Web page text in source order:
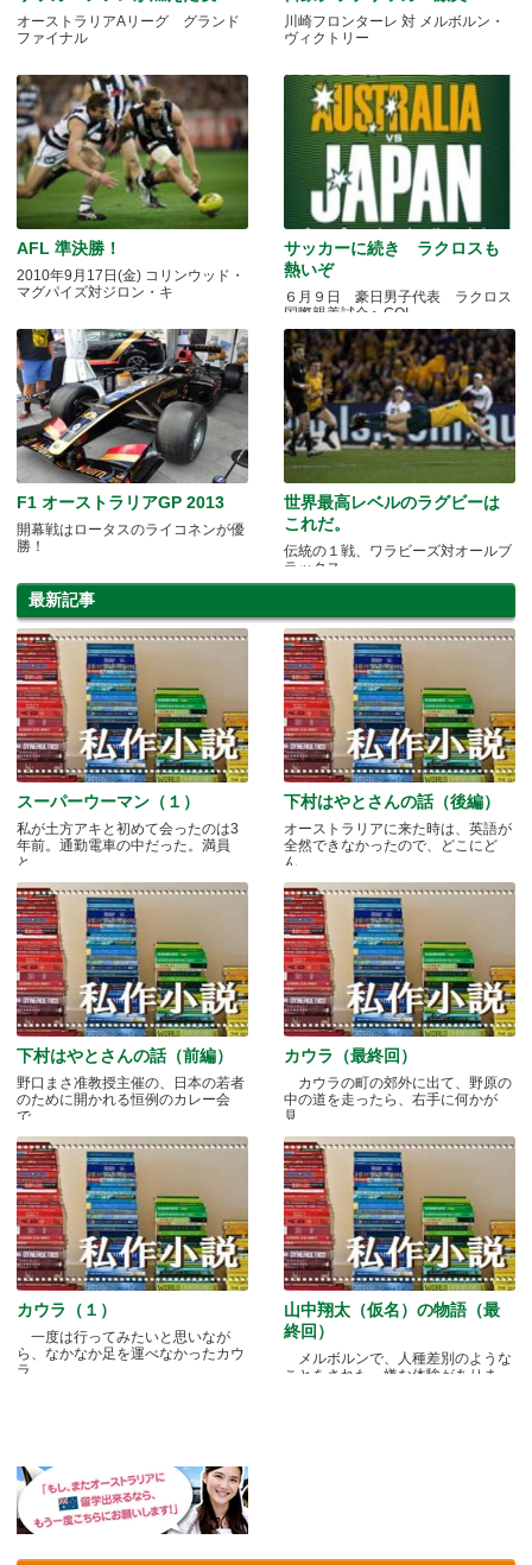
オーストラリアAリーグ グランド
ファイナル
川崎フロンターレ 対 メルボルン・
ヴィクトリー
AFL 準決勝！
2010年9月17日(金) コリンウッド・
マグパイズ対ジロン・キ
サッカーに続き ラクロスも
熱いぞ
６月９日 豪日男子代表 ラクロス
国際親善試合へGO!
F1 オーストラリアGP 2013
開幕戦はロータスのライコネンが優
勝！
世界最高レベルのラグビーは
これだ。
伝統の１戦、ワラビーズ対オールブ
ラックス
最新記事
スーパーウーマン（１）
私が土方アキと初めて会ったのは3
年前。通勤電車の中だった。満員
と.....
下村はやとさんの話（後編）
オーストラリアに来た時は、英語が
全然できなかったので、どこにど
ん.....
下村はやとさんの話（前編）
野口まさ准教授主催の、日本の若者
のために開かれる恒例のカレー会
で.....
カウラ（最終回）
カウラの町の郊外に出て、野原の
中の道を走ったら、右手に何かが
見.....
カウラ（１）
一度は行ってみたいと思いなが
ら、なかなか足を運べなかったカウ
ラ.....
山中翔太（仮名）の物語（最
終回）
メルボルンで、人種差別のような
ことをされた、嫌な体験がありま